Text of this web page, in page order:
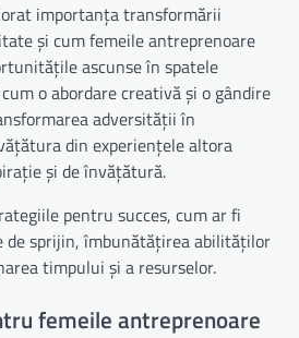
importanța transformării
și cum femeile antreprenoare
ascunse în spatele
o abordare creativă și o gândire
adversității în
din experiențele altora
și de învățătură.
pentru succes, cum ar fi
de sprijin, îmbunătățirea abilităților
timpului și a resurselor.
femeile antreprenoare